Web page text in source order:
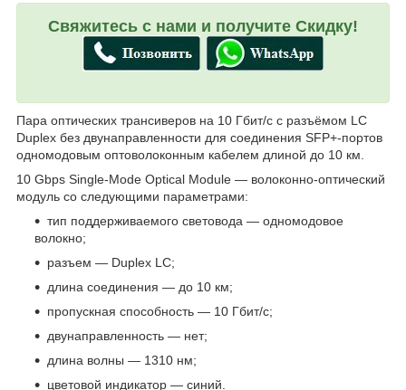
Свяжитесь с нами и получите Скидку!
Пара оптических трансиверов на 10 Гбит/с с разъёмом LC
Duplex без двунаправленности для соединения SFP+-портов
одномодовым оптоволоконным кабелем длиной до 10 км.
10 Gbps Single-Mode Optical Module — волоконно-оптический
модуль со следующими параметрами:
тип поддерживаемого световода — одномодовое
волокно;
разъем — Duplex LC;
длина соединения — до 10 км;
пропускная способность — 10 Гбит/с;
двунаправленность — нет;
длина волны — 1310 нм;
цветовой индикатор — синий.